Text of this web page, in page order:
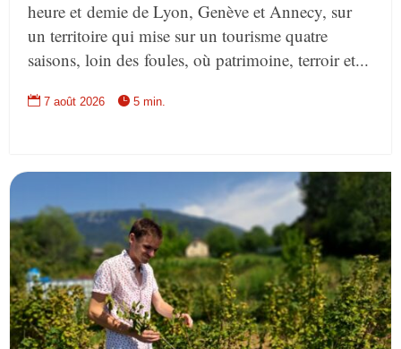
heure et demie de Lyon, Genève et Annecy, sur
un territoire qui mise sur un tourisme quatre
saisons, loin des foules, où patrimoine, terroir et...
 7 août 2026  5 min.